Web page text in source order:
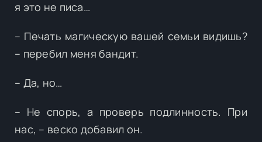
я это не писа…
– Печать магическую вашей семьи видишь?
– перебил меня бандит.
– Да, но…
– Не спорь, а проверь подлинность. При
нас, – веско добавил он.